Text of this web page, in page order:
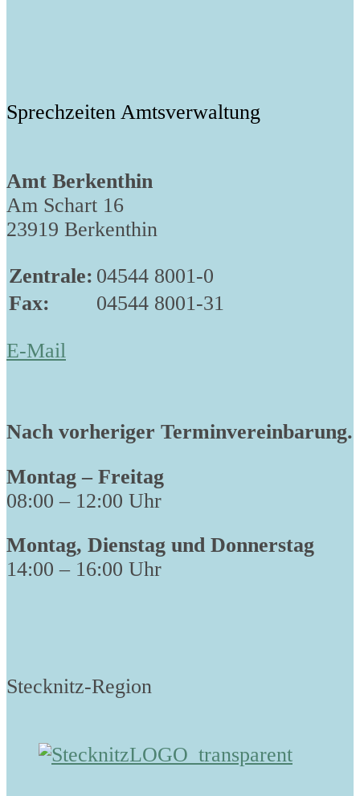
Sprechzeiten Amtsverwaltung
Amt Berkenthin
Am Schart 16
23919 Berkenthin
Zentrale: 04544 8001-0
Fax:
04544 8001-31
E-Mail
Nach vorheriger Terminvereinbarung.
Montag – Freitag
08:00 – 12:00 Uhr
Montag, Dienstag und Donnerstag
14:00 – 16:00 Uhr
Stecknitz-Region